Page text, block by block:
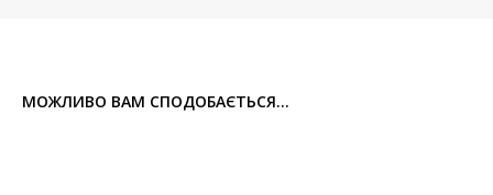
МОЖЛИВО ВАМ СПОДОБАЄТЬСЯ...